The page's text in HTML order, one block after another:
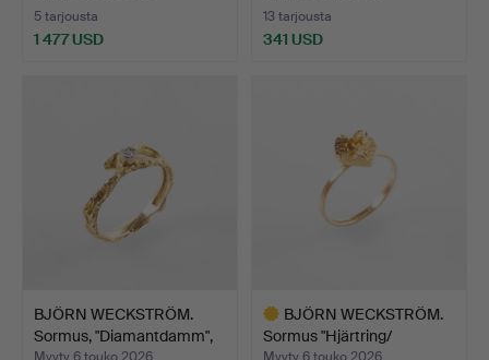
5 tarjousta
1 477 USD
13 tarjousta
341 USD
BJÖRN WECKSTRÖM.
Sormus, "Diamantdamm",
Myyty 6 touko 2026
BJÖRN WECKSTRÖM.
Sormus "Hjärtring/
Myyty 6 touko 2026